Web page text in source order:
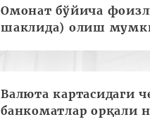
Омонат бўйича
шаклида) олиш
Валюта картасидаги
банкоматлар орқали